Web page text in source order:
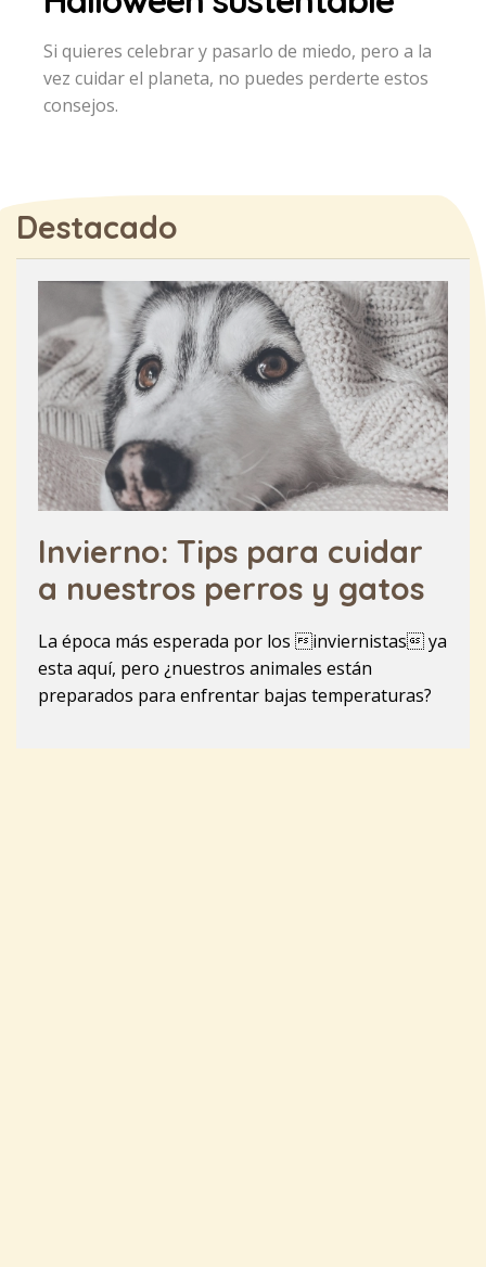
Si quieres celebrar y pasarlo de miedo, pero a la
vez cuidar el planeta, no puedes perderte estos
consejos.
Destacado
Invierno: Tips para cuidar
a nuestros perros y gatos
La época más esperada por los inviernistas ya
esta aquí, pero ¿nuestros animales están
preparados para enfrentar bajas temperaturas?